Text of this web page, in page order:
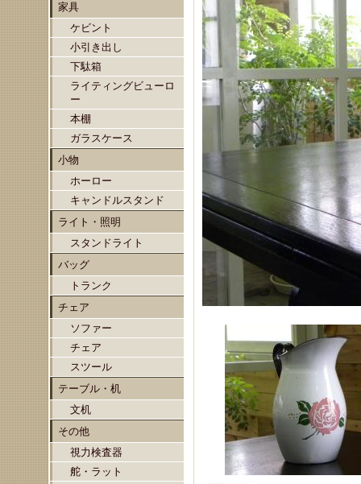
家具
ケビント
小引き出し
下駄箱
ライティングビューロ
ー
本棚
ガラスケース
小物
ホーロー
キャンドルスタンド
ライト・照明
スタンドライト
バッグ
トランク
チェア
ソファー
チェア
スツール
テーブル・机
文机
その他
視力検査器
舵・ラット